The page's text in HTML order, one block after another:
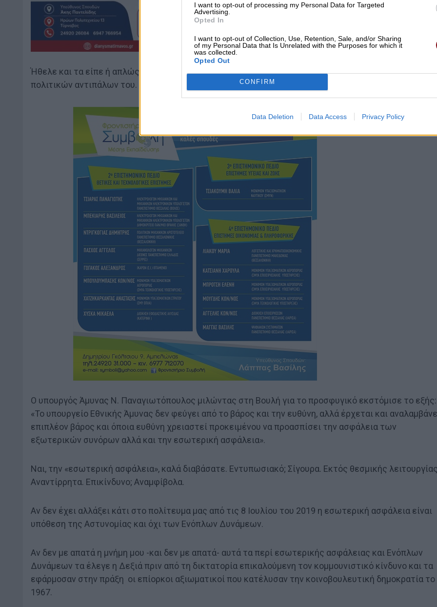
I want to opt-out of processing my Personal Data for Targeted
Advertising.
Opted In
I want to opt-out of Collection, Use, Retention, Sale, and/or Sharing
of my Personal Data that Is Unrelated with the Purposes for which it
was collected.
Opted Out
CONFIRM
Data Deletion Data Access Privacy Policy
Ήθελε και τα είπε ή απλώς του ξέφυγαν γιατί δεν μπόρεσε να δαμάσει το πάθος του κατά των
πολιτικών αντιπάλων του.
Ο υπουργός Άμυνας Ν. Παναγιωτόπουλος μιλώντας στη Βουλή για το προσφυγικό εκστόμισε το εξής:
«Το υπουργείο Εθνικής Άμυνας δεν φεύγει από το βάρος και την ευθύνη, αλλά έρχεται και
επιπλέον βάρος και όποια ευθύνη χρειαστεί προκειμένου να προασπίσει την ασφάλεια των
εξωτερικών συνόρων αλλά και την εσωτερική ασφάλεια».
Ναι, την «εσωτερική ασφάλεια», καλά διαβάσατε. Εντυπωσιακό; Σίγουρα. Εκτός θεσμικής
Αναντίρρητα. Επικίνδυνο; Αναμφίβολα.
Αν δεν έχει αλλάξει κάτι στο πολίτευμα μας από τις 8 Ιουλίου του 2019 η εσωτερική ασφάλεια είναι
υπόθεση της Αστυνομίας και όχι των Ενόπλων Δυνάμεων.
Αν δεν με απατά η μνήμη μου -και δεν με απατά- αυτά τα περί εσωτερικής ασφάλειας και Ενόπλων
Δυνάμεων τα έλεγε η Δεξιά πριν από τη δικτατορία επικαλούμενη τον κομμουνιστικό κίνδυνο και τα
εφάρμοσαν στην πράξη οι επίορκοι αξιωματικοί που κατέλυσαν την κοινοβουλευτική δημοκρατία το
1967.